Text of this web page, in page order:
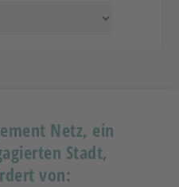
Netz, ein
Stadt,
von: